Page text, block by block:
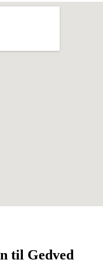
til Gedved